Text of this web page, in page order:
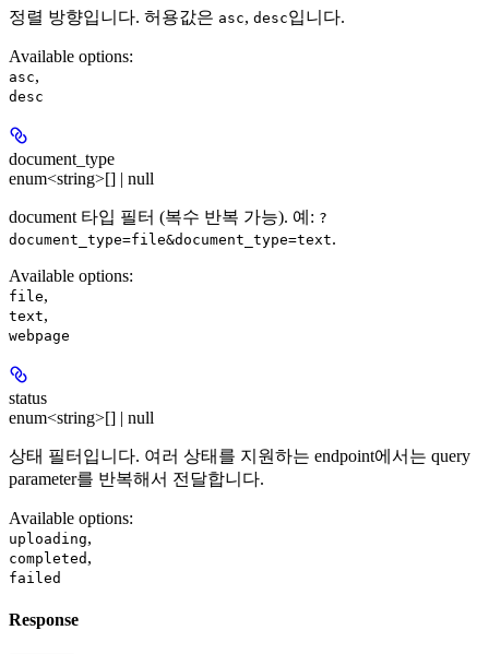
정렬 방향입니다. 허용값은 asc, desc입니다.
Available options:
asc,
desc
document_type
enum<string>[] | null
document 타입 필터 (복수 반복 가능). 예: ?
document_type=file&document_type=text.
Available options:
file,
text,
webpage
status
enum<string>[] | null
상태 필터입니다. 여러 상태를 지원하는 endpoint에서는 query
parameter를 반복해서 전달합니다.
Available options:
uploading,
completed ,
failed
Response